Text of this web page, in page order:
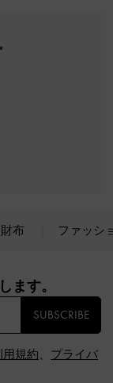
財布 ファッシ
ます。​
SUBSCRIBE
用規約、 プライバ